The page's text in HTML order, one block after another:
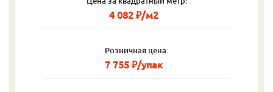
4 082 ₽/м2
Розничная цена:
7 755 ₽/упак